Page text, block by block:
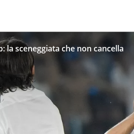
la sceneggiata che non cancella